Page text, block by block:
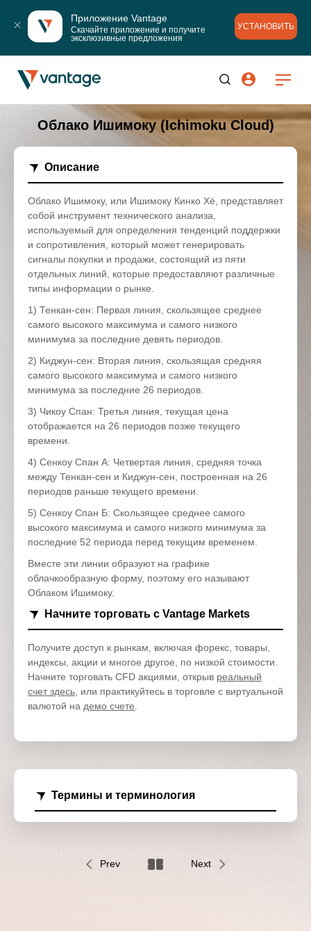
Приложение Vantage
Скачайте приложение и получите
эксклюзивные предложения
УСТАНОВИТЬ
Облако Ишимоку (Ichimoku Cloud)
Описание
Облако Ишимоку, или Ишимоку Кинко Хё, представляет
собой инструмент технического анализа,
используемый для определения тенденций поддержки
и сопротивления, который может генерировать
сигналы покупки и продажи, состоящий из пяти
отдельных линий, которые предоставляют различные
типы информации о рынке.
1) Тенкан-сен: Первая линия, скользящее среднее
самого высокого максимума и самого низкого
минимума за последние девять периодов.
2) Киджун-сен: Вторая линия, скользящая средняя
самого высокого максимума и самого низкого
минимума за последние 26 периодов.
3) Чикоу Спан: Третья линия, текущая цена
отображается на 26 периодов позже текущего
времени.
4) Сенкоу Спан А: Четвертая линия, средняя точка
между Тенкан-сен и Киджун-сен, построенная на 26
периодов раньше текущего времени.
5) Сенкоу Спан Б: Скользящее среднее самого
высокого максимума и самого низкого минимума за
последние 52 периода перед текущим временем.
Вместе эти линии образуют на графике
облачкообразную форму, поэтому его называют
Облаком Ишимоку.
Начните торговать с Vantage Markets
Получите доступ к рынкам, включая форекс, товары,
индексы, акции и многое другое, по низкой стоимости.
Начните торговать CFD акциями, открыв реальный
счет здесь , или практикуйтесь в торговле с виртуальной
валютой на демо счете
Термины и терминология
Prev Next